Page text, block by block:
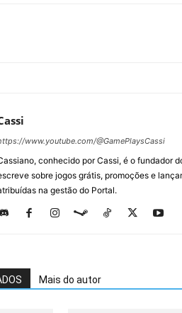
www.youtube.com/@GamePlaysCassi
conhecido por Cassi, é o fundador
sobre jogos grátis, promoções e
na gestão do Portal.
Mais do autor